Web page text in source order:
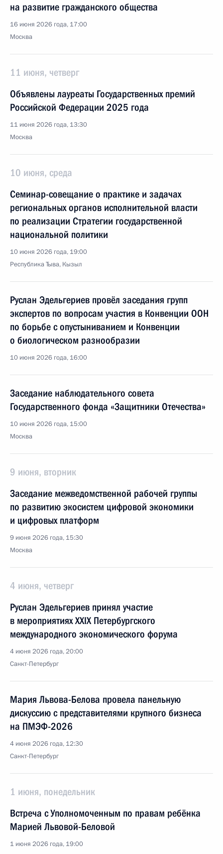
на развитие гражданского общества
16 июня 2026 года, 17:00
Москва
11 июня, четверг
Объявлены лауреаты Государственных премий
Российской Федерации 2025 года
11 июня 2026 года, 13:30
Москва
10 июня, среда
Семинар-совещание о практике и задачах
региональных органов исполнительной власти
по реализации Стратегии государственной
национальной политики
10 июня 2026 года, 19:00
Республика Тыва, Кызыл
Руслан Эдельгериев провёл заседания групп
экспертов по вопросам участия в Конвенции ООН
по борьбе с опустыниванием и Конвенции
о биологическом разнообразии
10 июня 2026 года, 16:00
Заседание наблюдательного совета
Государственного фонда «Защитники Отечества»
10 июня 2026 года, 15:00
Москва
9 июня, вторник
Заседание межведомственной рабочей группы
по развитию экосистем цифровой экономики
и цифровых платформ
9 июня 2026 года, 15:30
Москва
4 июня, четверг
Руслан Эдельгериев принял участие
в мероприятиях XXIX Петербургского
международного экономического форума
4 июня 2026 года, 20:00
Санкт-Петербург
Мария Львова-Белова провела панельную
дискуссию с представителями крупного бизнеса
на ПМЭФ-2026
4 июня 2026 года, 12:30
Санкт-Петербург
1 июня, понедельник
Встреча с Уполномоченным по правам ребёнка
Марией Львовой-Беловой
1 июня 2026 года, 19:00